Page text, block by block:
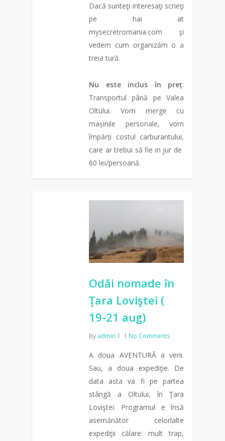
Dacă sunteţi interesaţi scrieţi
pe hai at
mysecretromania.com şi
vedem cum organizăm o a
treia tură.
Nu este inclus în preț:
Transportul până pe Valea
Oltului. Vom merge cu
mașinile personale, vom
împărți costul carburantului,
care ar trebui să fie in jur de
60 lei/persoană.
Odăi nomade în
Ţara Loviştei (
19-21 aug)
By admin No Comments
A doua AVENTURĂ a verii.
Sau, a doua expediţie. De
data asta va fi pe partea
stângă a Oltului, în Ţara
Loviştei. Programul e însă
asemănător celorlalte
expediţii călare: mult trap,